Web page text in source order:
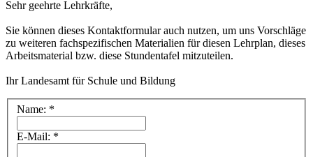
Sehr geehrte Lehrkräfte,
Sie können dieses Kontaktformular auch nutzen, um uns Vorschläge
zu weiteren fachspezifischen Materialien für diesen Lehrplan, dieses
Arbeitsmaterial bzw. diese Stundentafel mitzuteilen.
Ihr Landesamt für Schule und Bildung
Name: *
E-Mail: *